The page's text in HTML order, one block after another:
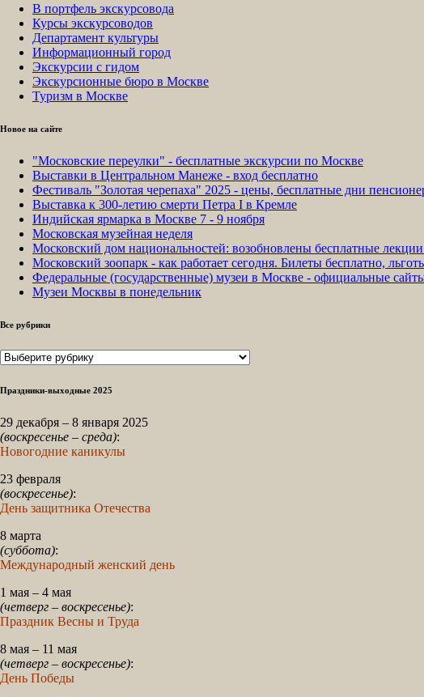
В портфель экскурсовода
Курсы экскурсоводов
Департамент культуры
Информационный город
Экскурсии с гидом
Экскурсионные бюро в Москве
Туризм в Москве
Новое на сайте
"Московские переулки" - бесплатные экскурсии по Москве
Выставки в Центральном Манеже - вход бесплатно
Фестиваль "Золотая черепаха" 2025 - цены, бесплатные дни
Выставка к 300-летию смерти Петра I в Кремле
Индийская ярмарка в Москве 7 - 9 ноября
Московская музейная неделя
Московский дом национальностей: возобновлены бесплатные
Московский зоопарк - как работает сегодня. Билеты бесплатно,
Федеральные (государственные) музеи в Москве - официальные
Музеи Москвы в понедельник
Все рубрики
Все
Праздники-выходные 2025
29 декабря – 8 января 2025
(воскресенье – среда):
Новогодние каникулы
23 февраля
(воскресенье):
День защитника Отечества
8 марта
(суббота):
Международный женский день
1 мая – 4 мая
(четверг – воскресенье):
Праздник Весны и Труда
8 мая – 11 мая
(четверг – воскресенье):
День Победы